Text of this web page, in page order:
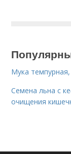
Мука
Семена льна с
очищения